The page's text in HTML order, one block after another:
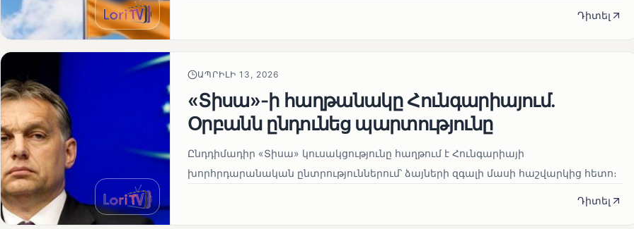
Դիտել
ԱՊՐԻԼԻ 13, 2026
«Տիսա»-ի հաղթանակը Հունգարիայում․
Օրբանն ընդունեց պարտությունը
Ընդդիմադիր «Տիսա» կուսակցությունը հաղթում է Հունգարիայի
խորհրդարանական ընտրություններում՝ ձայների զգալի մասի հաշվարկից հետո։
Դիտել